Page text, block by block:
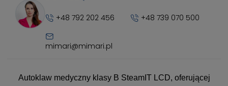
+48 792 202 456 +48 739 070 500
mimari@mimari.pl
Autoklaw medyczny klasy B SteamIT LCD, oferującej